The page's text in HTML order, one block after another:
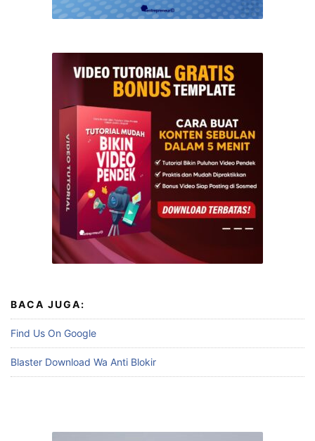
BACA JUGA:
Find Us On Google
Blaster Download Wa Anti Blokir